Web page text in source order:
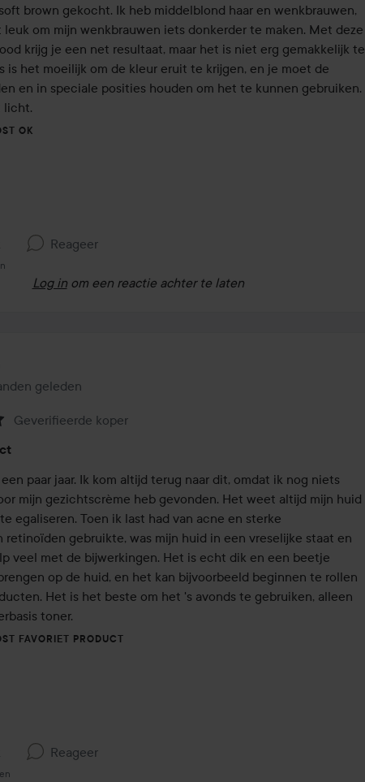
brown gekocht. Ik heb middelblond haar en wenkbrauwen,
leuk om mijn wenkbrauwen iets donkerder te maken. Met deze
krijg je een net resultaat, maar het is niet erg gemakkelijk te
is het moeilijk om de kleur eruit te krijgen, en je moet de
en in speciale posities houden om het te kunnen gebruiken.
licht.
OK
Reageer
Log in om een reactie achter te laten
geleden
is gemaakt 11 maanden geleden
Geverifieerde koper
paar jaar. Ik kom altijd terug naar dit, omdat ik nog niets
mijn gezichtscrème heb gevonden. Het weet altijd mijn huid
egaliseren. Toen ik last had van acne en sterke
retinoïden gebruikte, was mijn huid in een vreselijke staat en
veel met de bijwerkingen. Het is echt dik en een beetje
op de huid, en het kan bijvoorbeeld beginnen te rollen
Het is het beste om het 's avonds te gebruiken, alleen
toner.
FAVORIET PRODUCT
Reageer